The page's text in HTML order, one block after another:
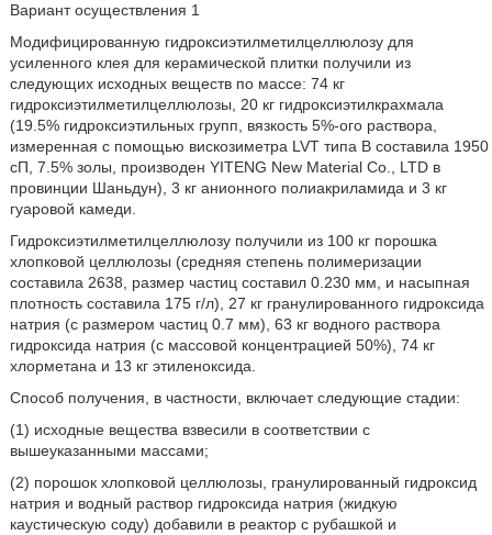
Вариант осуществления 1
Модифицированную гидроксиэтилметилцеллюлозу для
усиленного клея для керамической плитки получили из
следующих исходных веществ по массе: 74 кг
гидроксиэтилметилцеллюлозы, 20 кг гидроксиэтилкрахмала
(19.5% гидроксиэтильных групп, вязкость 5%-ого раствора,
измеренная с помощью вискозиметра LVT типа В составила 1950
сП, 7.5% золы, производен YITENG New Material Co., LTD в
провинции Шаньдун), 3 кг анионного полиакриламида и 3 кг
гуаровой камеди.
Гидроксиэтилметилцеллюлозу получили из 100 кг порошка
хлопковой целлюлозы (средняя степень полимеризации
составила 2638, размер частиц составил 0.230 мм, и насыпная
плотность составила 175 г/л), 27 кг гранулированного гидроксида
натрия (с размером частиц 0.7 мм), 63 кг водного раствора
гидроксида натрия (с массовой концентрацией 50%), 74 кг
хлорметана и 13 кг этиленоксида.
Способ получения, в частности, включает следующие стадии:
(1) исходные вещества взвесили в соответствии с
вышеуказанными массами;
(2) порошок хлопковой целлюлозы, гранулированный гидроксид
натрия и водный раствор гидроксида натрия (жидкую
каустическую соду) добавили в реактор с рубашкой и